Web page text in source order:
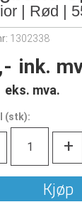
| Rød |
1302338
ink.
eks. mva.
(stk):
+
Kjøp